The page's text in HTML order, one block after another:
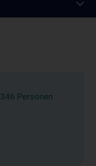
346 Personen